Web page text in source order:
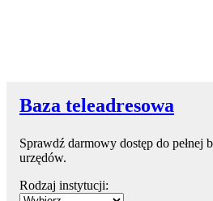
Baza teleadresowa
Sprawdź darmowy dostęp do pełnej
urzędów.
Rodzaj instytucji: